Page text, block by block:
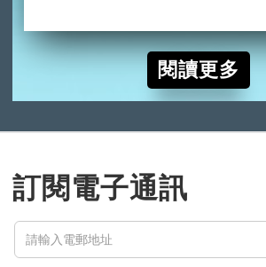
閱讀更多
訂閱電子通訊